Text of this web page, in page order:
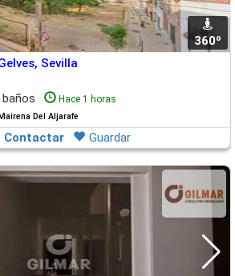
360º
Sevilla
baños Hace 1 horas
Del Aljarafe
Contactar Guardar